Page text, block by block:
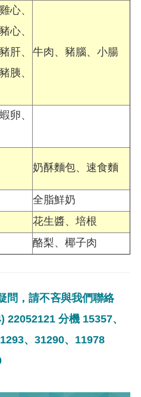
心、
心、
肝、
胰、
牛肉、豬腦、小腸
卵、
奶酥麵包、速食麵
全脂鮮奶
花生醬、培根
酪梨、椰子肉
問，請不吝與我們聯絡
22052121 分機 15357、
、31290、11978